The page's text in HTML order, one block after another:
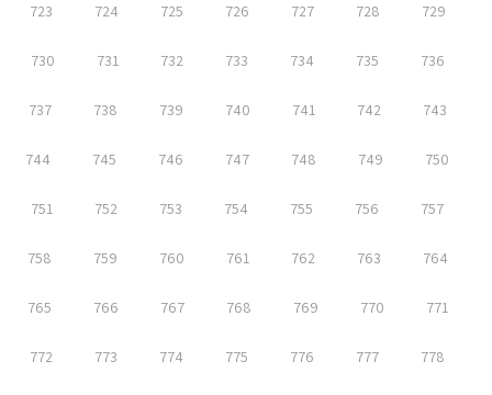
723 724 725 726 727 728 729
730 731 732 733 734 735 736
737 738 739 740 741 742 743
744 745 746 747 748 749 750
751 752 753 754 755 756 757
758 759 760 761 762 763 764
765 766 767 768 769 770 771
772 773 774 775 776 777 778